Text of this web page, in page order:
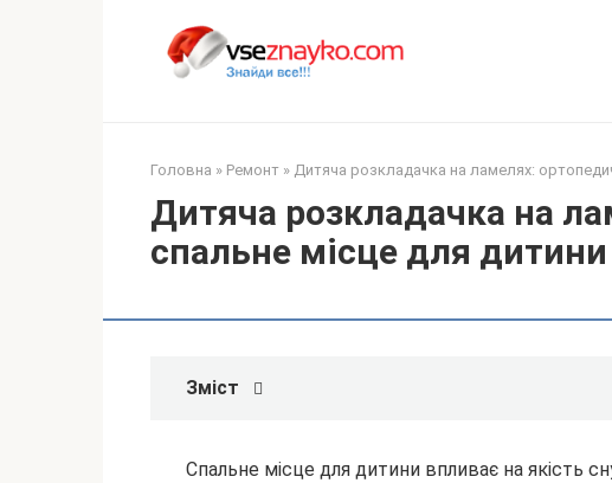
Головна » Ремонт » Дитяча розкладачка на ламелях:
Дитяча розкладачка на
спальне місце для дитини
Зміст
Спальне місце для дитини впливає на якість